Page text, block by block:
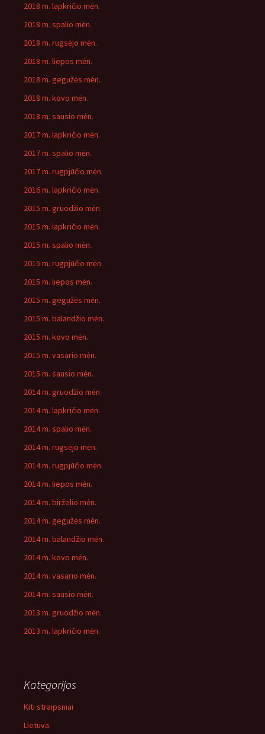
2018 m. lapkričio mėn.
2018 m. spalio mėn.
2018 m. rugsėjo mėn.
2018 m. liepos mėn.
2018 m. gegužės mėn.
2018 m. kovo mėn.
2018 m. sausio mėn.
2017 m. lapkričio mėn.
2017 m. spalio mėn.
2017 m. rugpjūčio mėn.
2016 m. lapkričio mėn.
2015 m. gruodžio mėn.
2015 m. lapkričio mėn.
2015 m. spalio mėn.
2015 m. rugpjūčio mėn.
2015 m. liepos mėn.
2015 m. gegužės mėn.
2015 m. balandžio mėn.
2015 m. kovo mėn.
2015 m. vasario mėn.
2015 m. sausio mėn.
2014 m. gruodžio mėn.
2014 m. lapkričio mėn.
2014 m. spalio mėn.
2014 m. rugsėjo mėn.
2014 m. rugpjūčio mėn.
2014 m. liepos mėn.
2014 m. birželio mėn.
2014 m. gegužės mėn.
2014 m. balandžio mėn.
2014 m. kovo mėn.
2014 m. vasario mėn.
2014 m. sausio mėn.
2013 m. gruodžio mėn.
2013 m. lapkričio mėn.
Kategorijos
Kiti straipsniai
Lietuva